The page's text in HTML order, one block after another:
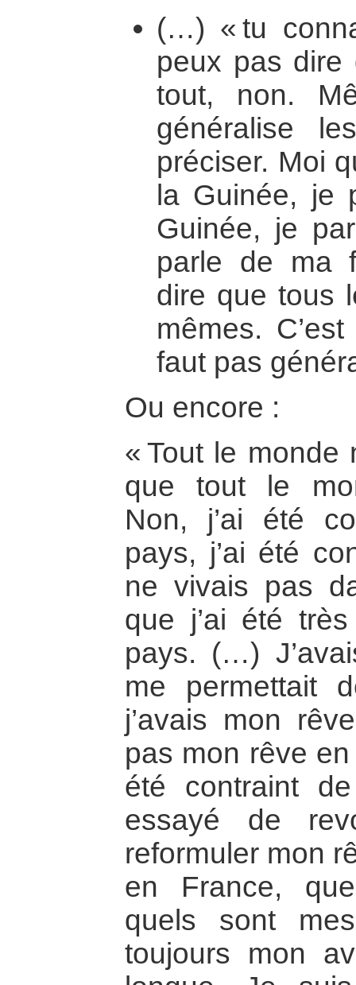
(…) « tu
peux pas dire
tout, non.
généralise
préciser. Moi
la Guinée, je
Guinée, je
parle de ma
dire que tous
mêmes.
faut pas
Ou encore :
« Tout le
que tout le
Non, j’ai été
pays, j’ai été
ne vivais pas
que j’ai été
pays. (…)
me permettait
j’avais mon
pas mon rêve
été contraint
essayé de
reformuler mon
en France,
quels sont
toujours mon